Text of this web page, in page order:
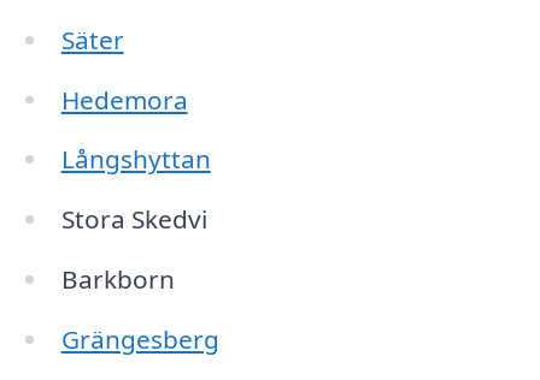
Säter
Hedemora
Långshyttan
Stora Skedvi
Barkborn
Grängesberg